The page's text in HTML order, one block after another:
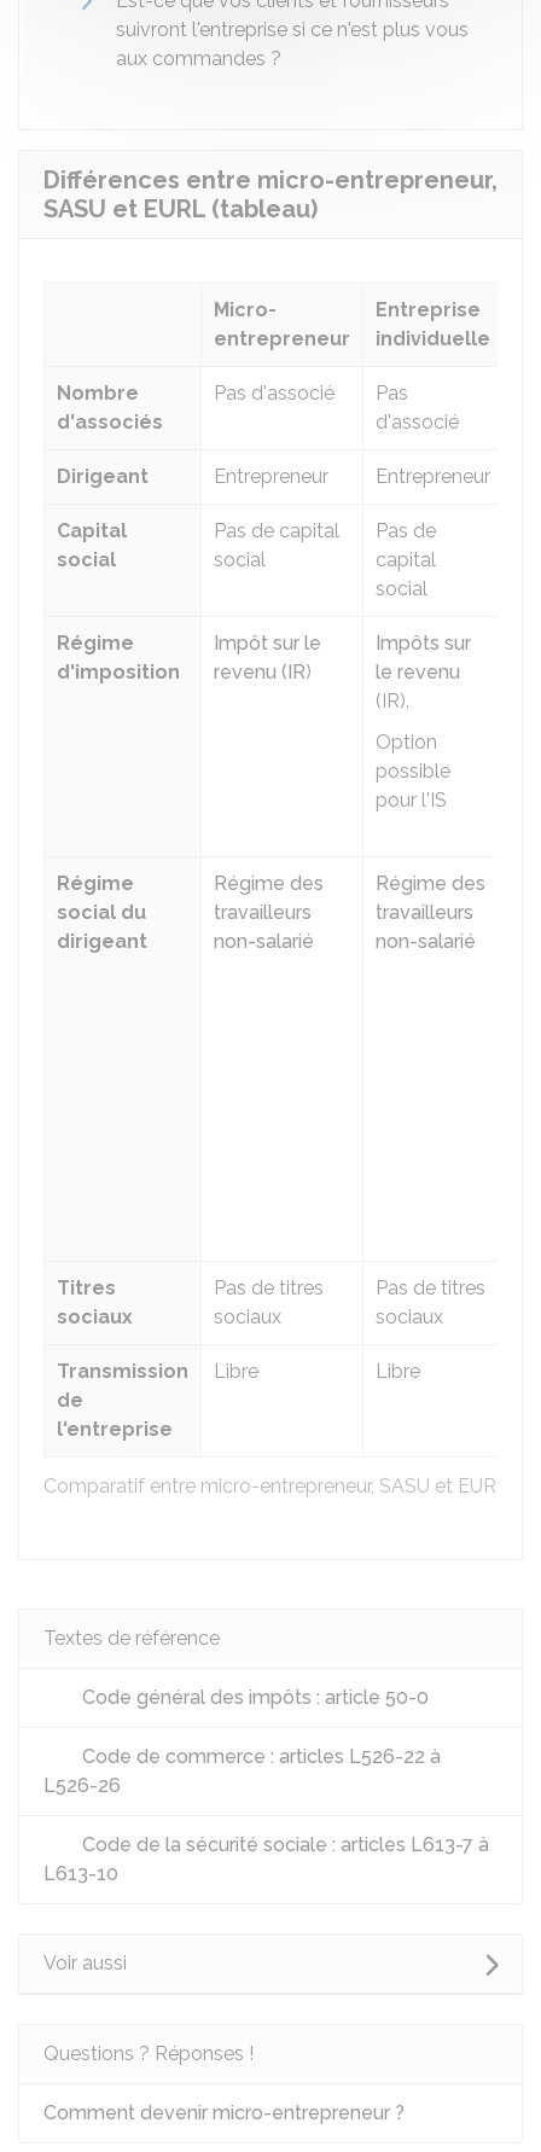
suivront l'entreprise si ce n'est plus vous
aux commandes ?
Différences entre micro-entrepreneur,
SASU et EURL (tableau)
Comparatif entre micro-entrepreneur, SASU et EURL
Micro-
entrepreneur
Entreprise
individuelle
Nombre
d'associés
Pas d'associé
Pas
d'associé
Dirigeant Entrepreneur Entrepreneur
Capital
social
Pas de capital
social
Pas de
capital
social
Régime
d'imposition
Impôt sur le
revenu (IR)
Impôts sur
le revenu
(IR).
Option
possible
pour l'IS
Régime
social du
dirigeant
Régime des
travailleurs
non-salarié
Régime des
travailleurs
non-salarié
Titres
sociaux
Pas de titres
sociaux
Pas de titres
sociaux
Transmission
de
l'entreprise
Libre Libre
Textes de référence
Code général des impôts : article 50-0
Code de commerce : articles L526-22 à
L526-26
Code de la sécurité sociale : articles L613-7 à
L613-10
Voir aussi
Questions ? Réponses !
Comment devenir micro-entrepreneur ?